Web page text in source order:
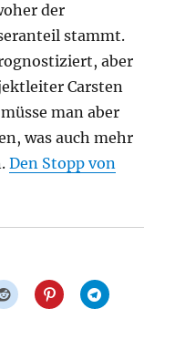
der
stammt.
aber
Carsten
man aber
was auch mehr
Den Stopp von